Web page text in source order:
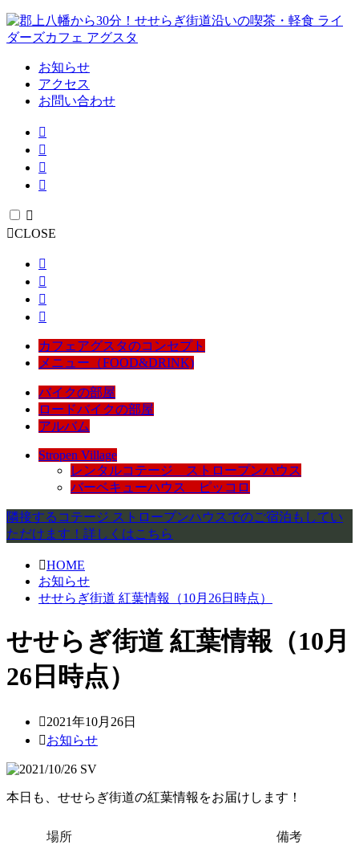
お知らせ
アクセス
お問い合わせ
CLOSE
カフェアグスタのコンセプト
メニュー（FOOD&DRINK)
バイクの部屋
ロードバイクの部屋
アルバム
Stropen Village
レンタルコテージ ストロープンハウス
バーベキューハウス ピッコロ
隣接するコテージ ストロープンハウスでのご宿泊もしてい
ただけます！詳しくはこちら
HOME
お知らせ
せせらぎ街道 紅葉情報（10月26日時点）
せせらぎ街道 紅葉情報（10月
26日時点）
2021年10月26日
お知らせ
本日も、せせらぎ街道の紅葉情報をお届けします！
場所 備考